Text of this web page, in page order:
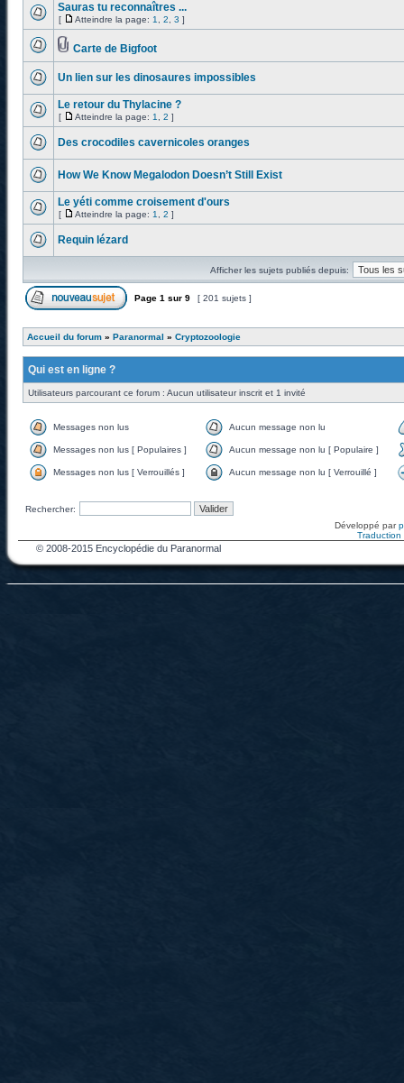
Sauras tu reconnaîtres ...
[ Atteindre la page: 1 2 3 ]
Carte de Bigfoot
Un lien sur les dinosaures impossibles
Le retour du Thylacine ?
[ Atteindre la page: 1 2 ]
Des crocodiles cavernicoles oranges
How We Know Megalodon Doesn’t Still Exist
Le yéti comme croisement d'ours
[ Atteindre la page: 1 2 ]
Requin lézard
Afficher les sujets publiés depuis:
Page 1 sur 9 [ 201 sujets ]
Accueil du forum » Paranormal » Cryptozoologie
Qui est en ligne ?
Utilisateurs parcourant ce forum : Aucun utilisateur inscrit et 1 invité
Messages non lus Aucun message non lu
Messages non lus [ Populaires ] Aucun message non lu [ Populaire ]
Messages non lus [ Verrouillés ] Aucun message non lu [ Verrouillé ]
Rechercher:
Développé par
Traduction
© 2008-2015 Encyclopédie du Paranormal